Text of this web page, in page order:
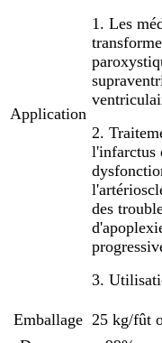
Application
1. Les
2.
l'infarctus
des
3.
Emballage 25 kg/fût